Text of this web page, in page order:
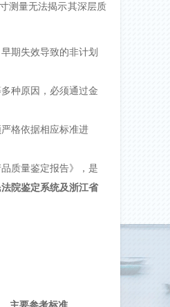
测量无法揭示其深层质
期失效导致的非计划
种原因，必须通过金
格依据相应标准进
质量鉴定报告》，是
院鉴定系统及浙江省